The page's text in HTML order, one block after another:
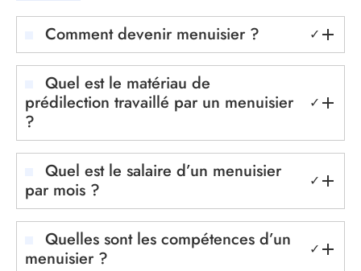
Comment devenir menuisier ? ✓
Quel est le matériau de
prédilection travaillé par un menuisier
?
✓
Quel est le salaire d’un menuisier
par mois ?
✓
Quelles sont les compétences d’un
menuisier ?
✓